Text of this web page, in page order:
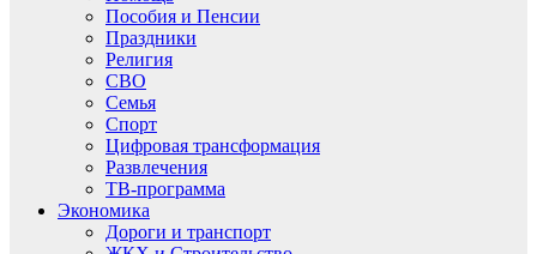
Пособия и Пенсии
Праздники
Религия
СВО
Семья
Спорт
Цифровая трансформация
Развлечения
ТВ-программа
Экономика
Дороги и транспорт